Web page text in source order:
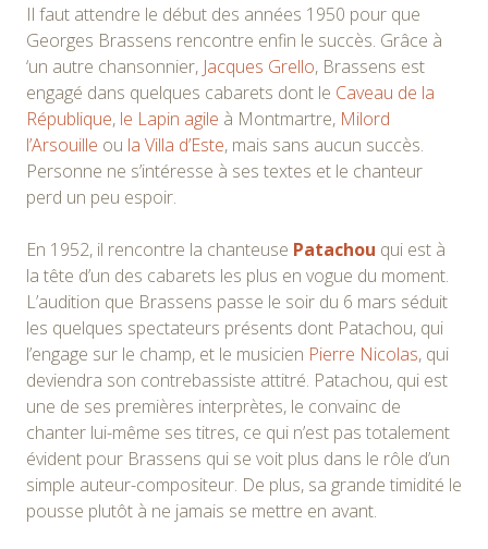
Il faut attendre le début des années 1950 pour que
Georges Brassens rencontre enfin le succès. Grâce à
‘un autre chansonnier, Jacques Grello, Brassens est
engagé dans quelques cabarets dont le Caveau de la
République, le Lapin agile à Montmartre, Milord
l’Arsouille ou la Villa d’Este, mais sans aucun succès.
Personne ne s’intéresse à ses textes et le chanteur
perd un peu espoir.
En 1952, il rencontre la chanteuse Patachou qui est à
la tête d’un des cabarets les plus en vogue du moment.
L’audition que Brassens passe le soir du 6 mars séduit
les quelques spectateurs présents dont Patachou, qui
l’engage sur le champ, et le musicien Pierre Nicolas, qui
deviendra son contrebassiste attitré. Patachou, qui est
une de ses premières interprètes, le convainc de
chanter lui-même ses titres, ce qui n’est pas totalement
évident pour Brassens qui se voit plus dans le rôle d’un
simple auteur-compositeur. De plus, sa grande timidité le
pousse plutôt à ne jamais se mettre en avant.